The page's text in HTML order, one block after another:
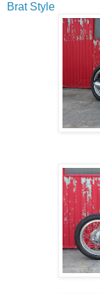
Brat Style